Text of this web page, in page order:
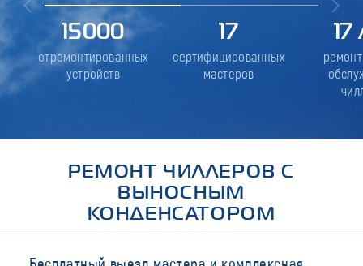
15000
отремонтированных
устройств
17
сертифицированных
мастеров
17
РЕМОНТ ЧИЛЛЕРОВ С
ВЫНОСНЫМ
КОНДЕНСАТОРОМ